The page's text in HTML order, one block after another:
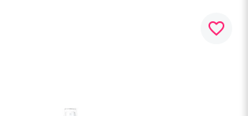
favorite_border